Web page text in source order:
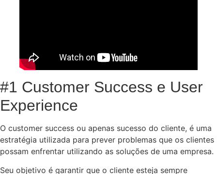
#1 Customer Success e User
Experience
O customer success ou apenas sucesso do cliente, é uma
estratégia utilizada para prever problemas que os clientes
possam enfrentar utilizando as soluções de uma empresa.
Seu objetivo é garantir que o cliente esteja sempre